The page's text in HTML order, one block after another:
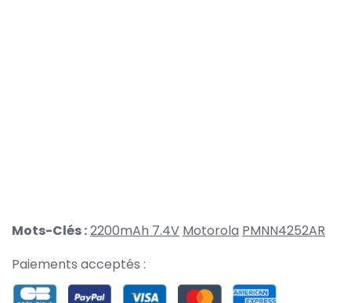
Mots-Clés :2200mAh 7.4V Motorola PMNN4252AR
Paiements acceptés :